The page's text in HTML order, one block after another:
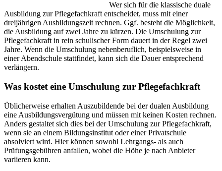
Wer sich für die klassische duale
Ausbildung zur Pflegefachkraft entscheidet, muss mit einer
dreijährigen Ausbildungszeit rechnen. Ggf. besteht die Möglichkeit,
die Ausbildung auf zwei Jahre zu kürzen. Die Umschulung zur
Pflegefachkraft in rein schulischer Form dauert in der Regel zwei
Jahre. Wenn die Umschulung nebenberuflich, beispielsweise in
einer Abendschule stattfindet, kann sich die Dauer entsprechend
verlängern.
Was kostet eine Umschulung zur Pflegefachkraft
Üblicherweise erhalten Auszubildende bei der dualen Ausbildung
eine Ausbildungsvergütung und müssen mit keinen Kosten rechnen.
Anders gestaltet sich dies bei der Umschulung zur Pflegefachkraft,
wenn sie an einem Bildungsinstitut oder einer Privatschule
absolviert wird. Hier können sowohl Lehrgangs- als auch
Prüfungsgebühren anfallen, wobei die Höhe je nach Anbieter
variieren kann.